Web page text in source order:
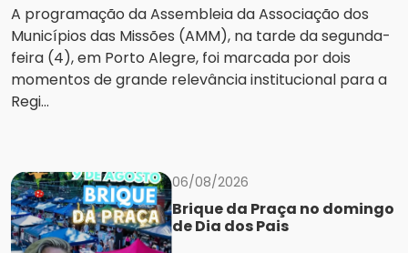
A programação da Assembleia da Associação dos
Municípios das Missões (AMM), na tarde da segunda-
feira (4), em Porto Alegre, foi marcada por dois
momentos de grande relevância institucional para a
Regi...
06/08/2026
Brique da Praça no domingo
de Dia dos Pais